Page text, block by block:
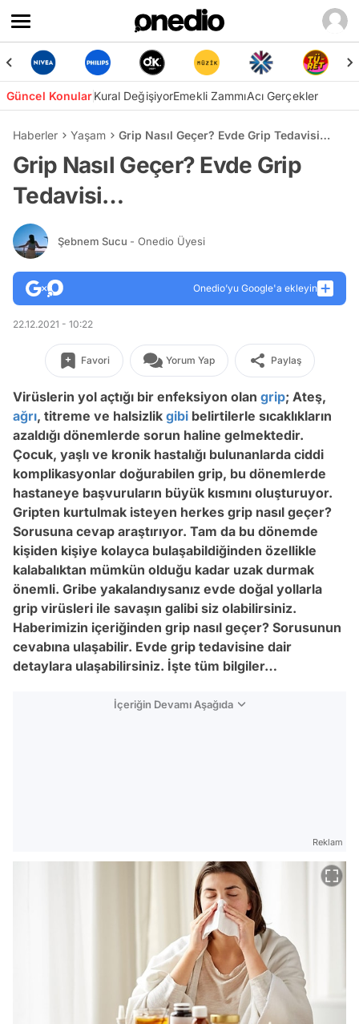
Güncel KonularKural DeğişiyorEmekli ZammıAcı Gerçekler
Haberler Yaşam Grip Nasıl Geçer? Evde Grip Tedavisi…
Grip Nasıl Geçer? Evde Grip
Tedavisi…
Şebnem Sucu - Onedio Üyesi
Onedio’yu Google'a ekleyin
22.12.2021 - 10:22
Favori Yorum Yap Paylaş
Virüslerin yol açtığı bir enfeksiyon olan grip; Ateş,
ağrı, titreme ve halsizlik gibi belirtilerle sıcaklıkların
azaldığı dönemlerde sorun haline gelmektedir.
Çocuk, yaşlı ve kronik hastalığı bulunanlarda ciddi
komplikasyonlar doğurabilen grip, bu dönemlerde
hastaneye başvuruların büyük kısmını oluşturuyor.
Gripten kurtulmak isteyen herkes grip nasıl geçer?
Sorusuna cevap araştırıyor. Tam da bu dönemde
kişiden kişiye kolayca bulaşabildiğinden özellikle
kalabalıktan mümkün olduğu kadar uzak durmak
önemli. Gribe yakalandıysanız evde doğal yollarla
grip virüsleri ile savaşın galibi siz olabilirsiniz.
Haberimizin içeriğinden grip nasıl geçer? Sorusunun
cevabına ulaşabilir. Evde grip tedavisine dair
detaylara ulaşabilirsiniz. İşte tüm bilgiler…
İçeriğin Devamı Aşağıda
Reklam